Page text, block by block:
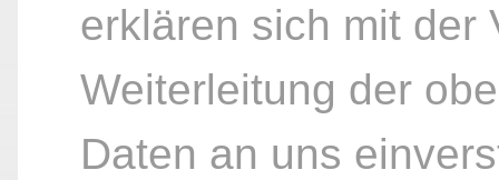
erklären sich mit der
Weiterleitung der
Daten an uns